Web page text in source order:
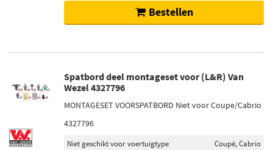
Bestellen
Spatbord deel montageset voor (L&R) Van
Wezel 4327796
MONTAGESET VOORSPATBORD Niet voor Coupe/Cabrio
4327796
Niet geschikt voor voertuigtype
Coupé, Cabrio